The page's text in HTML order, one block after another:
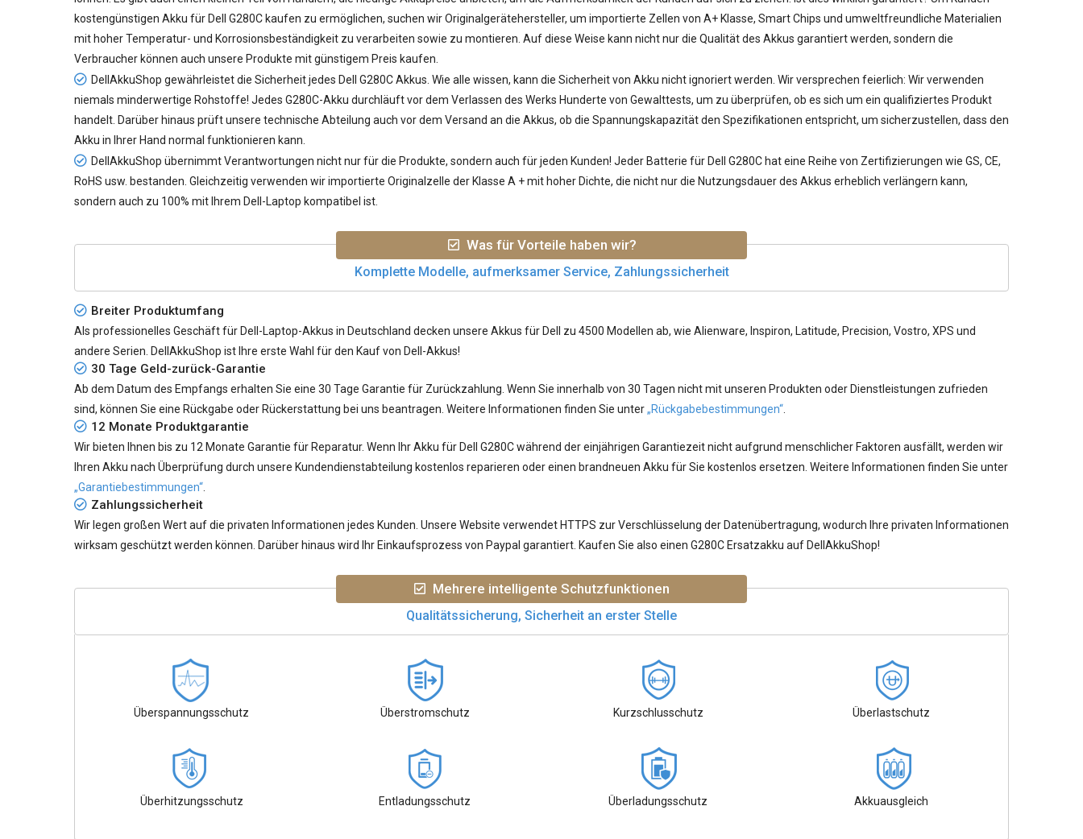
kostengünstigen Akku für Dell G280C kaufen zu ermöglichen, suchen wir Originalgerätehersteller, um importierte Zellen von A+ Klasse, Smart Chips und umweltfreundliche Materialien
mit hoher Temperatur- und Korrosionsbeständigkeit zu verarbeiten sowie zu montieren. Auf diese Weise kann nicht nur die Qualität des Akkus garantiert werden, sondern die
Verbraucher können auch unsere Produkte mit günstigem Preis kaufen.
DellAkkuShop gewährleistet die Sicherheit jedes Dell G280C Akkus . Wie alle wissen, kann die Sicherheit von Akku nicht ignoriert werden. Wir versprechen feierlich: Wir verwenden
niemals minderwertige Rohstoffe! Jedes G280C-Akku durchläuft vor dem Verlassen des Werks Hunderte von Gewalttests, um zu überprüfen, ob es sich um ein qualifiziertes Produkt
handelt. Darüber hinaus prüft unsere technische Abteilung auch vor dem Versand an die Akkus, ob die Spannungskapazität den Spezifikationen entspricht, um sicherzustellen, dass den
Akku in Ihrer Hand normal funktionieren kann.
DellAkkuShop übernimmt Verantwortungen nicht nur für die Produkte, sondern auch für jeden Kunden! Jeder Batterie für Dell G280C hat eine Reihe von Zertifizierungen wie GS, CE,
RoHS usw. bestanden. Gleichzeitig verwenden wir importierte Originalzelle der Klasse A + mit hoher Dichte, die nicht nur die Nutzungsdauer des Akkus erheblich verlängern kann,
sondern auch zu 100% mit Ihrem Dell-Laptop kompatibel ist.
Was für Vorteile haben wir?
Komplette Modelle, aufmerksamer Service, Zahlungssicherheit
Breiter Produktumfang
Als professionelles Geschäft für Dell-Laptop-Akkus in Deutschland decken unsere Akkus für Dell zu 4500 Modellen ab, wie Alienware, Inspiron, Latitude, Precision, Vostro, XPS und
andere Serien. DellAkkuShop ist Ihre erste Wahl für den Kauf von Dell-Akkus!
30 Tage Geld-zurück-Garantie
Ab dem Datum des Empfangs erhalten Sie eine 30 Tage Garantie für Zurückzahlung. Wenn Sie innerhalb von 30 Tagen nicht mit unseren Produkten oder Dienstleistungen zufrieden
sind, können Sie eine Rückgabe oder Rückerstattung bei uns beantragen. Weitere Informationen finden Sie unter„Rückgabebestimmungen“
12 Monate Produktgarantie
Wir bieten Ihnen bis zu 12 Monate Garantie für Reparatur. Wenn IhrAkku für Dell G280Cwährend der einjährigen Garantiezeit nicht aufgrund menschlicher Faktoren ausfällt, werden wir
Ihren Akku nach Überprüfung durch unsere Kundendienstabteilung kostenlos reparieren oder einen brandneuen Akku für Sie kostenlos ersetzen. Weitere Informationen finden Sie unter
„Garantiebestimmungen“
Zahlungssicherheit
Wir legen großen Wert auf die privaten Informationen jedes Kunden. Unsere Website verwendet HTTPS zur Verschlüsselung der Datenübertragung, wodurch Ihre privaten Informationen
wirksam geschützt werden können. Darüber hinaus wird Ihr Einkaufsprozess von Paypal garantiert. Kaufen Sie also einen G280C Ersatzakku auf DellAkkuShop!
Mehrere intelligente Schutzfunktionen
Qualitätssicherung, Sicherheit an erster Stelle
Überspannungsschutz Überstromschutz Kurzschlusschutz Überlastschutz
Überhitzungsschutz Entladungsschutz Überladungsschutz Akkuausgleich